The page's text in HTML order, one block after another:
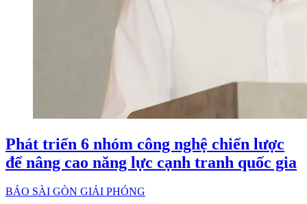
Phát triển 6 nhóm công nghệ chiến lược
để nâng cao năng lực cạnh tranh quốc gia
BÁO SÀI GÒN GIẢI PHÓNG